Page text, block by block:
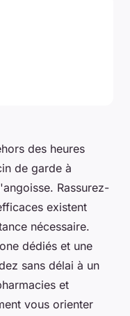
des heures
de garde à
Rassurez-
existent
nécessaire.
dédiés et une
sans délai à un
et
vous orienter